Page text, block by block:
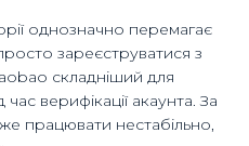
однозначно перемагає
зареєструватися з
складніший для
верифікації акаунта. За
працювати нестабільно,